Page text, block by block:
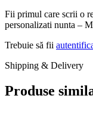
Fii primul care scrii o
personalizati nunta –
Trebuie să fii
Shipping & Delivery
Produse